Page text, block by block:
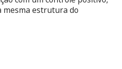
mesma estrutura do